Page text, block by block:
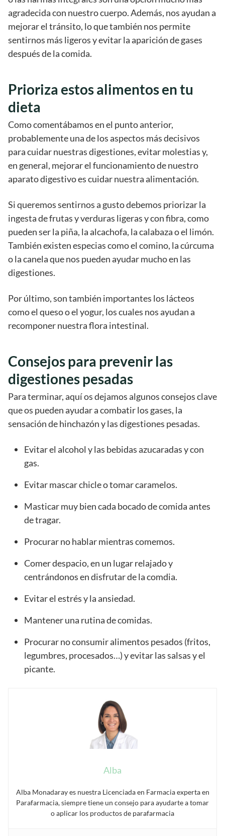
agradecida con nuestro cuerpo. Además, nos ayudan a
mejorar el tránsito, lo que también nos permite
sentirnos más ligeros y evitar la aparición de gases
después de la comida.
Prioriza estos alimentos en tu
dieta
Como comentábamos en el punto anterior,
probablemente una de los aspectos más decisivos
para cuidar nuestras digestiones, evitar molestias y,
en general, mejorar el funcionamiento de nuestro
aparato digestivo es cuidar nuestra alimentación.
Si queremos sentirnos a gusto debemos priorizar la
ingesta de frutas y verduras ligeras y con fibra, como
pueden ser la piña, la alcachofa, la calabaza o el limón.
También existen especias como el comino, la cúrcuma
o la canela que nos pueden ayudar mucho en las
digestiones.
Por último, son también importantes los lácteos
como el queso o el yogur, los cuales nos ayudan a
recomponer nuestra flora intestinal.
Consejos para prevenir las
digestiones pesadas
Para terminar, aquí os dejamos algunos consejos clave
que os pueden ayudar a combatir los gases, la
sensación de hinchazón y las digestiones pesadas.
Evitar el alcohol y las bebidas azucaradas y con
gas.
Evitar mascar chicle o tomar caramelos.
Masticar muy bien cada bocado de comida antes
de tragar.
Procurar no hablar mientras comemos.
Comer despacio, en un lugar relajado y
centrándonos en disfrutar de la comdia.
Evitar el estrés y la ansiedad.
Mantener una rutina de comidas.
Procurar no consumir alimentos pesados (fritos,
legumbres, procesados…) y evitar las salsas y el
picante.
Alba
Alba Monadaray es nuestra Licenciada en Farmacia experta en
Parafarmacia, siempre tiene un consejo para ayudarte a tomar
o aplicar los productos de parafarmacia